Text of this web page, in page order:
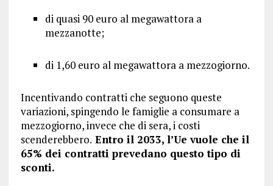
di quasi 90 euro al megawattora a
mezzanotte;
di 1,60 euro al megawattora a mezzogiorno.
Incentivando contratti che seguono queste
variazioni, spingendo le famiglie a consumare a
mezzogiorno, invece che di sera, i costi
scenderebbero. Entro il 2033, l’Ue vuole che il
65% dei contratti prevedano questo tipo di
sconti.